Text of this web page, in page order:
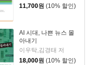
11,700원 (10% 할인)
AI 시대, 나쁜 뉴스 몰
아내기
이우탁,김경태 저
18,000원 (10% 할인)